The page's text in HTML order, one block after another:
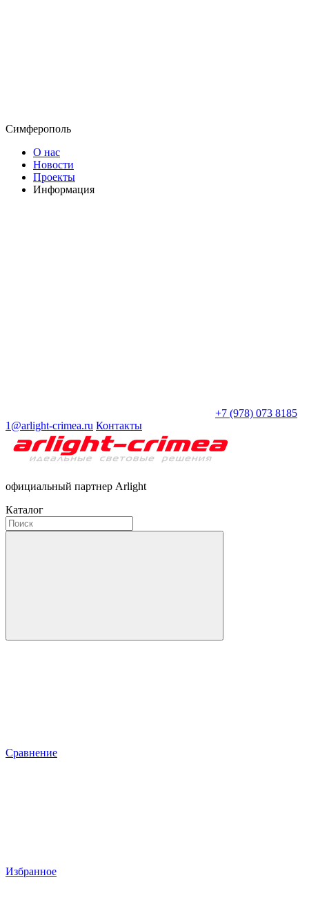
Симферополь
О нас
Новости
Проекты
Информация
+7 (978) 073 8185
1@arlight-crimea.ru Контакты
официальный партнер Arlight
Каталог
Сравнение
Избранное